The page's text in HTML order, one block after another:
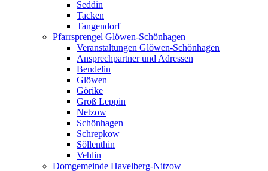
Seddin
Tacken
Tangendorf
Pfarrsprengel Glöwen-Schönhagen
Veranstaltungen Glöwen-Schönhagen
Ansprechpartner und Adressen
Bendelin
Glöwen
Görike
Groß Leppin
Netzow
Schönhagen
Schrepkow
Söllenthin
Vehlin
Domgemeinde Havelberg-Nitzow